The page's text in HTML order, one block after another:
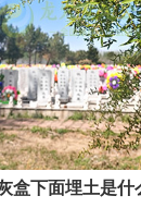
盒下面埋土是什